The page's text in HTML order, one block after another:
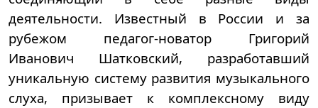
деятельности. Известный в России и за
рубежом педагог-новатор Григорий
Иванович Шатковский, разработавший
уникальную систему развития музыкального
слуха, призывает к комплексному виду